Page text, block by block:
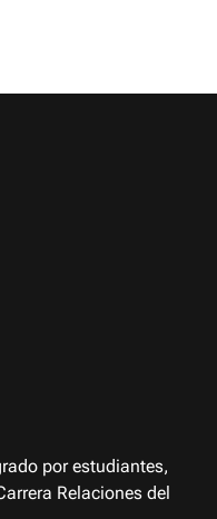
por estudiantes,
Relaciones del